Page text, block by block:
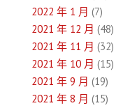
2022 年 1 月 (7)
2021 年 12 月 (48)
2021 年 11 月 (32)
2021 年 10 月 (15)
2021 年 9 月 (19)
2021 年 8 月 (15)